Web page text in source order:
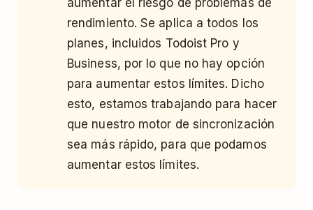
aumentar el riesgo de problemas de
rendimiento. Se aplica a todos los
planes, incluidos Todoist Pro y
Business, por lo que no hay opción
para aumentar estos límites. Dicho
esto, estamos trabajando para hacer
que nuestro motor de sincronización
sea más rápido, para que podamos
aumentar estos límites.